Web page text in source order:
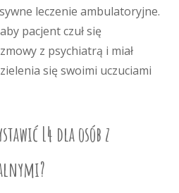
leczenie ambulatoryjne.
pacjent czuł się
z psychiatrą i miał
się swoimi uczuciami
L4 dla osób z